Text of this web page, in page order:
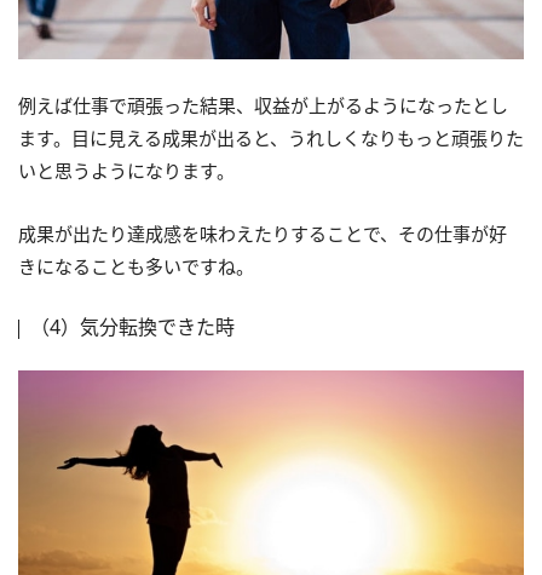
例えば仕事で頑張った結果、収益が上がるようになったとし
ます。目に見える成果が出ると、うれしくなりもっと頑張りた
いと思うようになります。
成果が出たり達成感を味わえたりすることで、その仕事が好
きになることも多いですね。
（4）気分転換できた時